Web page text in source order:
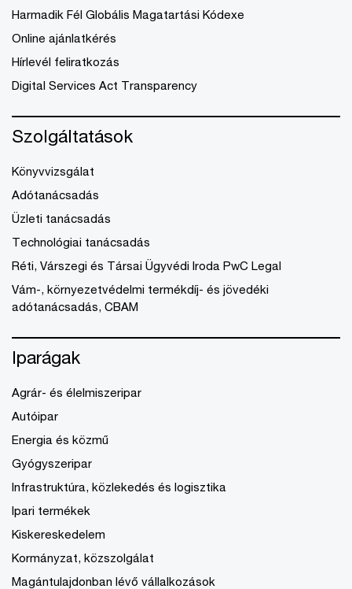
Harmadik Fél Globális Magatartási Kódexe
Online ajánlatkérés
Hírlevél feliratkozás
Digital Services Act Transparency
Szolgáltatások
Könyvvizsgálat
Adótanácsadás
Üzleti tanácsadás
Technológiai tanácsadás
Réti, Várszegi és Társai Ügyvédi Iroda PwC Legal
Vám-, környezetvédelmi termékdíj- és jövedéki
adótanácsadás, CBAM
Iparágak
Agrár- és élelmiszeripar
Autóipar
Energia és közmű
Gyógyszeripar
Infrastruktúra, közlekedés és logisztika
Ipari termékek
Kiskereskedelem
Kormányzat, közszolgálat
Magántulajdonban lévő vállalkozások